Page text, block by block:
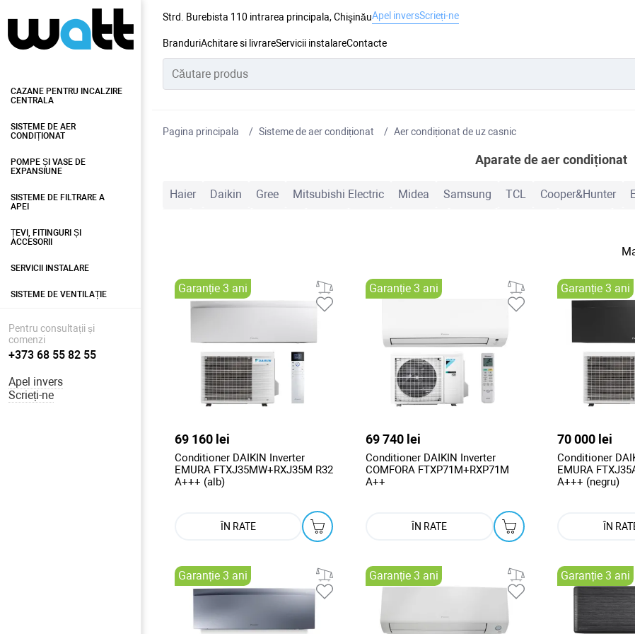
Strd. Burebista 110 intrarea principala, ChişinăuApel inversScrieți-ne
BranduriAchitare si livrareServicii instalareContacte
CAZANE PENTRU INCALZIRE
CENTRALA
SISTEME DE AER
CONDIȚIONAT
POMPE ȘI VASE DE
EXPANSIUNE
SISTEME DE FILTRARE A
APEI
ȚEVI, FITINGURI ȘI
ACCESORII
SERVICII INSTALARE
SISTEME DE VENTILAȚIE
Pentru consultații și
comenzi
+373 68 55 82 55
Apel invers
Scrieți-ne
Pagina principala Sisteme de aer condiționat Aer condiționat de uz casnic
Aparate de aer condiționat
Haier Daikin Gree Mitsubishi Electric Midea Samsung TCL Cooper&Hunter
Garanție 3 ani
69 160 lei
Conditioner DAIKIN Inverter
EMURA FTXJ35MW+RXJ35M R32
A+++ (alb)
ÎN RATE
Garanție 3 ani
69 740 lei
Conditioner DAIKIN Inverter
COMFORA FTXP71M+RXP71M
A++
ÎN RATE
Garanție 3 ani
70 000 lei
Conditioner
EMURA
A+++ (negru)
ÎN
Garanție 3 ani Garanție 3 ani Garanție 3 ani